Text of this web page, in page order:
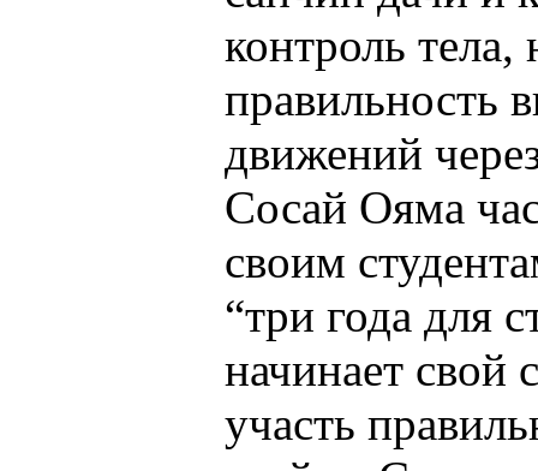
контроль
правильность
движений
Сосай Ояма
своим
“три года для
начинает свой
участь